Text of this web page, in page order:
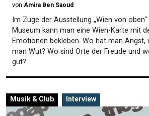
von Amira Ben Saoud
Im Zuge der Ausstellung „Wien von
Museum kann man eine Wien-Karte mit
Emotionen bekleben. Wo hat man
man Wut? Wo sind Orte der Freude und
gut?
Musik & Club Interview